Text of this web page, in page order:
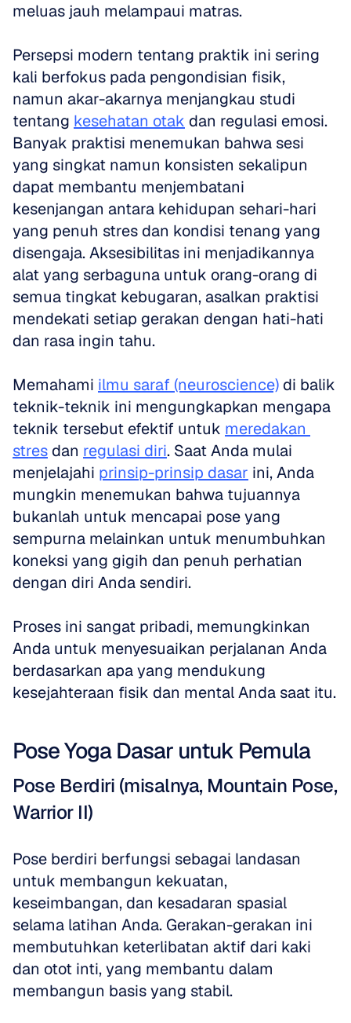
meluas jauh melampaui matras.
Persepsi modern tentang praktik ini sering
kali berfokus pada pengondisian fisik,
namun akar-akarnya menjangkau studi
tentang kesehatan otak dan regulasi emosi.
Banyak praktisi menemukan bahwa sesi
yang singkat namun konsisten sekalipun
dapat membantu menjembatani
kesenjangan antara kehidupan sehari-hari
yang penuh stres dan kondisi tenang yang
disengaja. Aksesibilitas ini menjadikannya
alat yang serbaguna untuk orang-orang di
semua tingkat kebugaran, asalkan praktisi
mendekati setiap gerakan dengan hati-hati
dan rasa ingin tahu.
Memahami ilmu saraf (neuroscience) di balik
teknik-teknik ini mengungkapkan mengapa
teknik tersebut efektif untuk meredakan
stres dan regulasi diri. Saat Anda mulai
menjelajahi prinsip-prinsip dasar ini, Anda
mungkin menemukan bahwa tujuannya
bukanlah untuk mencapai pose yang
sempurna melainkan untuk menumbuhkan
koneksi yang gigih dan penuh perhatian
dengan diri Anda sendiri.
Proses ini sangat pribadi, memungkinkan
Anda untuk menyesuaikan perjalanan Anda
berdasarkan apa yang mendukung
kesejahteraan fisik dan mental Anda saat itu.
Pose Yoga Dasar untuk Pemula
Pose Berdiri (misalnya, Mountain Pose,
Warrior II)
Pose berdiri berfungsi sebagai landasan
untuk membangun kekuatan,
keseimbangan, dan kesadaran spasial
selama latihan Anda. Gerakan-gerakan ini
membutuhkan keterlibatan aktif dari kaki
dan otot inti, yang membantu dalam
membangun basis yang stabil.